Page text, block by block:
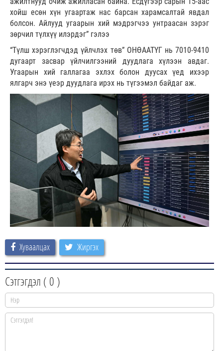
хойш есөн хүн угаартаж нас барсан харамсалтай явдал
болсон. Айлууд угаарын хий мэдрэгчээ унтраасан зэрэг
зөрчил түлхүү илэрдэг” гэлээ
“Түлш хэрэглэгчдэд үйлчлэх төв” ОНӨААТҮГ нь 7010-9410
дугаарт засвар үйлчилгээний дуудлага хүлээн авдаг.
Угаарын хий галлагаа эхлэх болон дуусах үед ихээр
ялгарч энэ үеэр дуудлага ирэх нь түгээмэл байдаг аж.
Хуваалцах Жиргэх
Сэтгэгдэл ( 0 )